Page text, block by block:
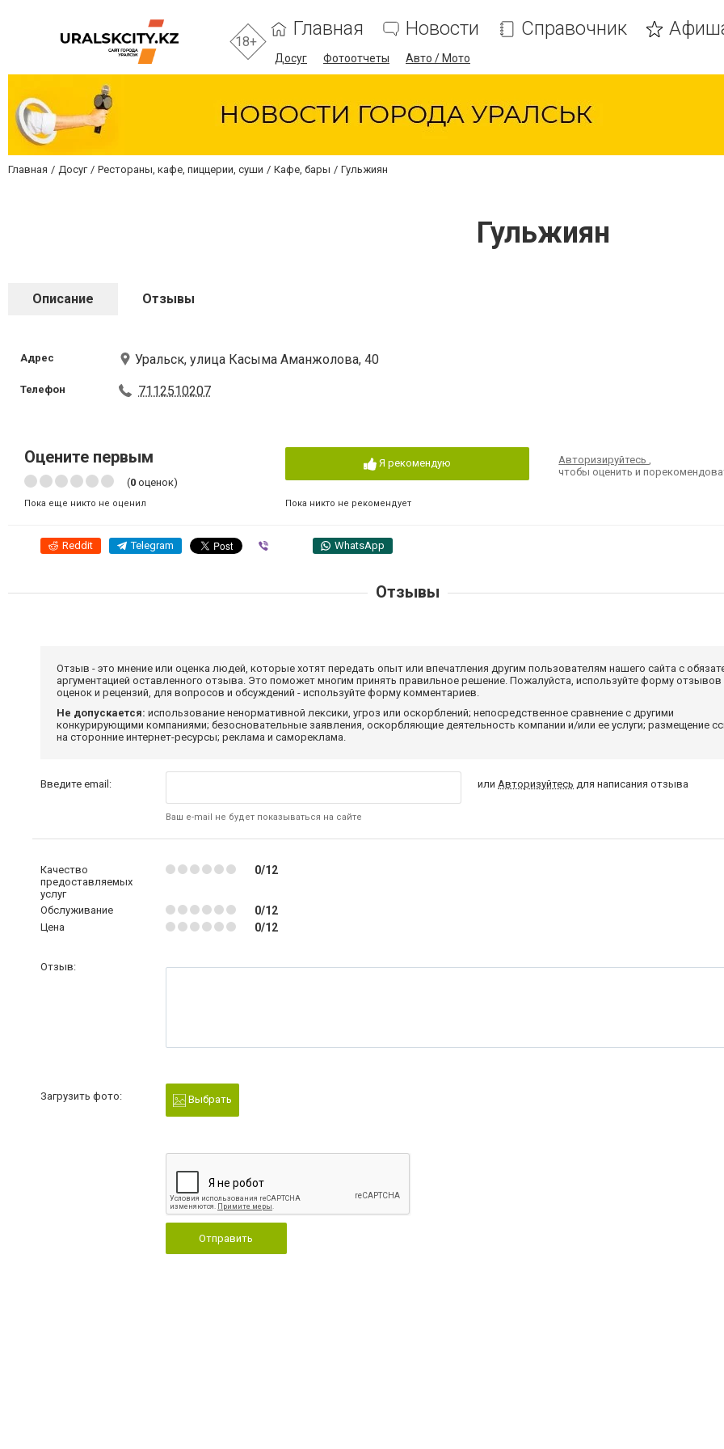
18+
Главная Новости Справочник
Досуг Фотоотчеты Авто / Мото
Главная Досуг Рестораны, кафе, пиццерии, суши Кафе, бары Гульжиян
Гульжиян
Описание Отзывы
Адрес Уральск, улица Касыма Аманжолова, 40
Телефон 7112510207
Оцените первым
(0 оценок)
Пока еще никто не оценил
Я рекомендую
Пока никто не рекомендует
Авторизируйтесь,
чтобы оценить и
Reddit Telegram WhatsApp
Отзывы
Отзыв - это мнение или оценка людей, которые хотят передать опыт или впечатления другим пользователям нашего сайта с
аргументацией оставленного отзыва. Это поможет многим принять правильное решение. Пожалуйста, используйте форму отзывов
оценок и рецензий, для вопросов и обсуждений - используйте форму комментариев.
Не допускается: использование ненормативной лексики, угроз или оскорблений; непосредственное сравнение с другими
конкурирующими компаниями; безосновательные заявления, оскорбляющие деятельность компании и/или ее услуги; размещение
на сторонние интернет-ресурсы; реклама и самореклама.
Введите email:
Ваш e-mail не будет показываться на сайте
илиАвторизуйтесь для написания отзыва
Качество
предоставляемых
услуг
0/12
Обслуживание 0/12
Цена 0/12
Отзыв:
Загрузить фото: Выбрать
Отправить